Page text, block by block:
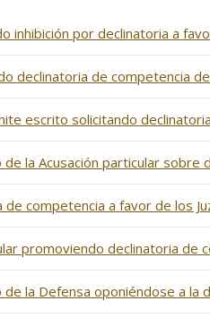
inhibición por declinatoria a
declinatoria de competencia
escrito solicitando
la Acusación particular sobre
competencia a favor de los
promoviendo declinatoria de
la Defensa oponiéndose a la